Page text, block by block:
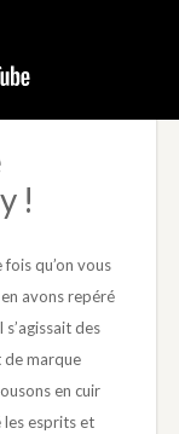
!
fois qu’on vous
avons repéré
des
de marque
en cuir
les esprits et